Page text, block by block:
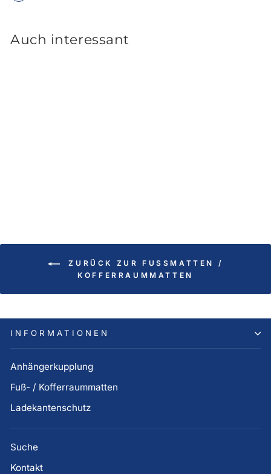
Auch interessant
ZURÜCK ZUR FUSSMATTEN / K
OFFERRAUMMATTEN
INFORMATIONEN
Anhängerkupplung
Fuß- / Kofferraummatten
Ladekantenschutz
Suche
Kontakt